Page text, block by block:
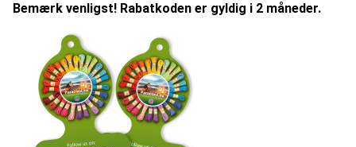
Bemærk venligst! Rabatkoden er gyldig i 2 måneder.